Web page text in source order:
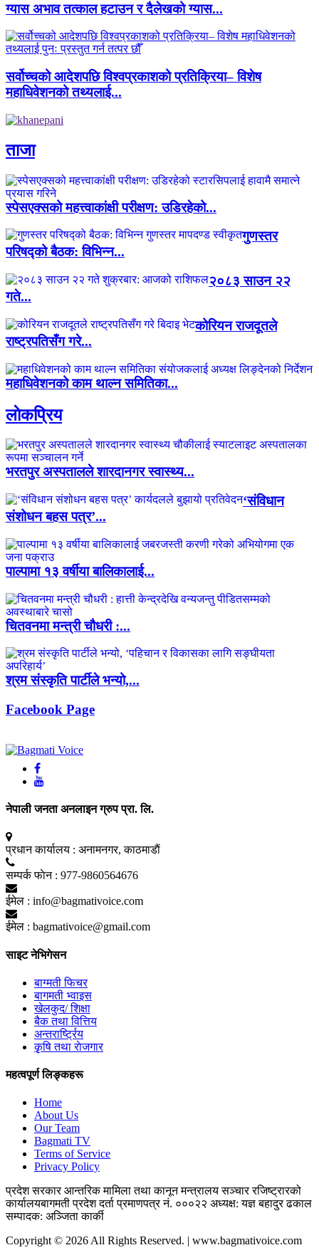
ग्यास अभाव तत्काल हटाउन र दैलेखको ग्यास...
सर्वोच्चको आदेशपछि विश्वप्रकाशको प्रतिक्रिया– विशेष
महाधिवेशनको तथ्यलाई...
ताजा
स्पेसएक्सको महत्त्वाकांक्षी परीक्षण: उडिरहेको...
गुणस्तर
परिषद्को बैठक: विभिन्न...
२०८३ साउन २२
गते...
कोरियन राजदूतले
राष्ट्रपतिसँग गरे...
महाधिवेशनको काम थाल्न समितिका...
लाेकप्रिय
भरतपुर अस्पतालले शारदानगर स्वास्थ्य...
‘संविधान
संशोधन बहस पत्र’...
पाल्पामा १३ वर्षीया बालिकालाई...
चितवनमा मन्त्री चौधरी :...
श्रम संस्कृति पार्टीले भन्यो,...
Facebook Page
नेपाली जनता अनलाइन ग्रुप प्रा. लि.
प्रधान कार्यालय : अनामनगर, काठमाडाैं
सम्पर्क फाेन : 977-9860564676
ईमेल : info@bagmativoice.com
ईमेल : bagmativoice@gmail.com
साइट नेभिगेसन
बाग्मती फिचर
बागमती भ्वाइस
खेलकुद/ शिक्षा
बैक तथा वित्तिय
अन्तरार्ष्ट्रिय
कृृषि तथा राेजगार
महत्वपूर्ण लिङ्कहरू
Home
About Us
Our Team
Bagmati TV
Terms of Service
Privacy Policy
प्रदेश सरकारआन्तरिक मामिला तथा कानून मन्त्रालयसञ्चार रजिष्ट्रारको
कार्यालयबागमती प्रदेशदर्ता प्रमाणपत्र नं. ०००२२ अध्यक्ष: यज्ञ बहादुर ढकाल
सम्पादक: अञ्जिता कार्की
Copyright © 2026 All Rights Reserved. | www.bagmativoice.com